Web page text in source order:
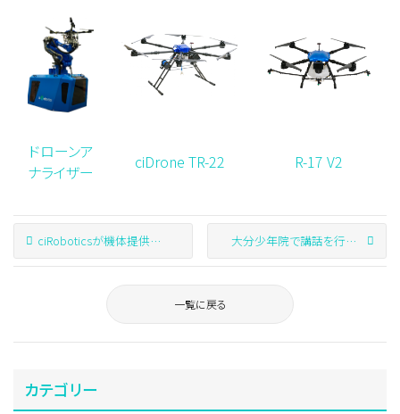
ドローンア
ナライザー
ciDrone TR-22 R-17 V2
ciRoboticsが機体提供を行った全国初*のドローンによる災害地救援物資輸送が NHKの「明日をまもるナビ」で放送されます 大分少年院で講話を行いました
一覧に戻る
カテゴリー